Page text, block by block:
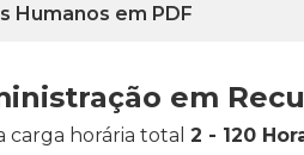
Humanos em PDF
em
carga horária total 2 - 120